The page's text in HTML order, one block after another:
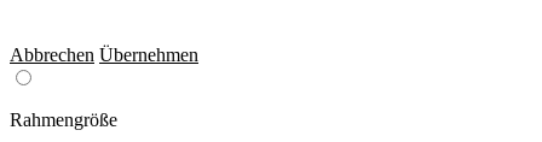
Abbrechen Übernehmen
Rahmengröße